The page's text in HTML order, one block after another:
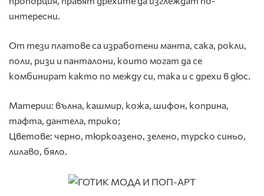
интересни.
От тези платове са изработени манта, сака, рокли,
поли, ризи и панталони, които могат да се
комбинират както по между си, така и с дрехи в дюс.
Материи: вълна, кашмир, кожа, шифон, коприна,
тафта, дантела, трико;
Цветове: черно, тюркоазено, зелено, турско синьо,
лилаво, бяло.